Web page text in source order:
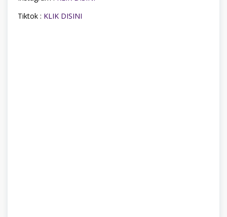
Tiktok : KLIK DISINI